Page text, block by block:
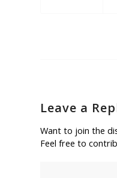
Leave a
Want to join the
Feel free to